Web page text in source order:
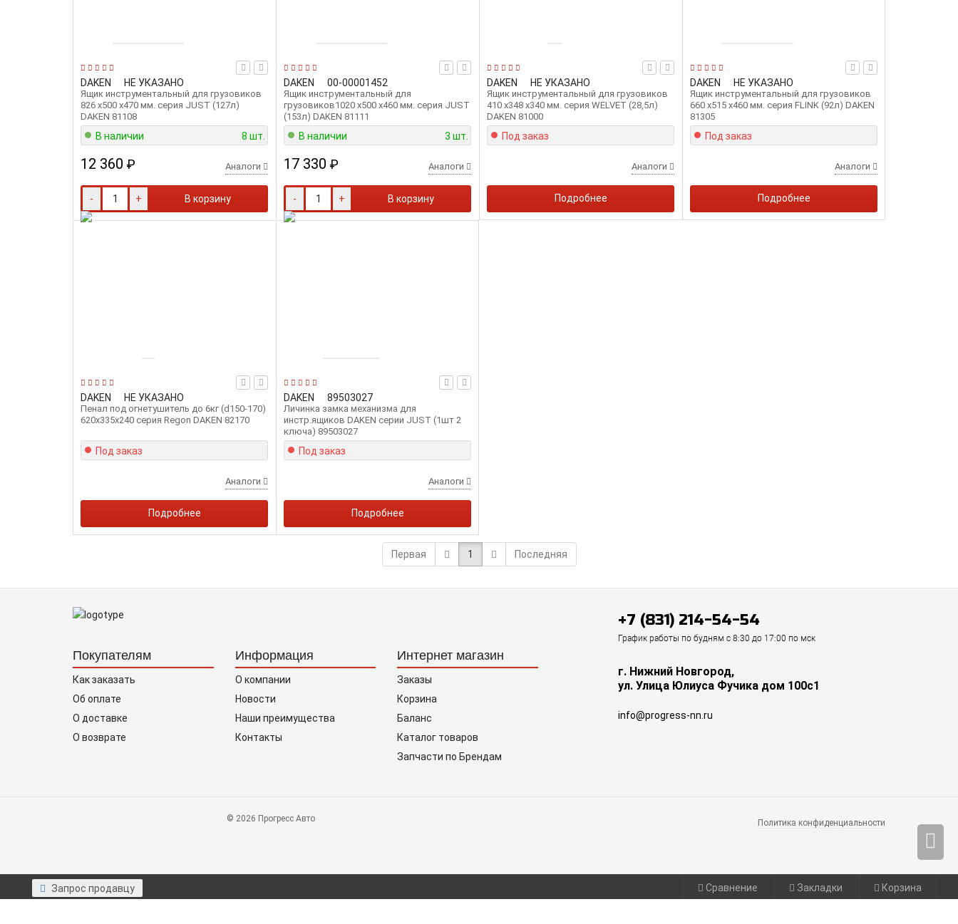
DAKEN НЕ УКАЗАНО
Ящик инструментальный для грузовиков
826 x500 х470 мм. серия JUST (127л)
DAKEN 81108
В наличии 8 шт.
12 360 ₽ Аналоги
- + В корзину
DAKEN 00-00001452
Ящик инструментальный для
грузовиков1020 х500 х460 мм. серия JUST
(153л) DAKEN 81111
В наличии 3 шт.
17 330 ₽ Аналоги
- + В корзину
DAKEN НЕ УКАЗАНО
Ящик инструментальный для грузовиков
410 х348 х340 мм. серия WELVET (28,5л)
DAKEN 81000
Под заказ
Аналоги
Подробнее
DAKEN НЕ УКАЗАНО
Ящик инструментальный для грузовиков
660 х515 х460 мм. серия FLINK (92л) DAKEN
81305
Под заказ
Аналоги
Подробнее
DAKEN НЕ УКАЗАНО
Пенал под огнетушитель до 6кг (d150-170)
620x335x240 серия Regon DAKEN 82170
Под заказ
Аналоги
Подробнее
DAKEN 89503027
Личинка замка механизма для
инстр.ящиков DAKEN серии JUST (1шт 2
ключа) 89503027
Под заказ
Аналоги
Подробнее
Первая 1 Последняя
Покупателям
Как заказать
Об оплате
О доставке
О возврате
Информация
О компании
Новости
Наши преимущества
Контакты
Интернет магазин
Заказы
Корзина
Баланс
Каталог товаров
Запчасти по Брендам
+7 (831) 214-54-54
График работы по будням с 8:30 до 17:00 по мск
г. Нижний Новгород,
ул. Улица Юлиуса Фучика дом 100с1
info@progress-nn.ru
© 2026 Прогресс Авто Политика конфиденциальности
Запрос продавцу Сравнение Закладки Корзина